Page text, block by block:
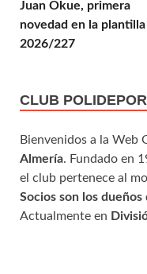
Juan Okue, primera
novedad en la plantilla
2026/227
CLUB
Bienvenidos a la Web
Almería. Fundado en
el club pertenece al
Socios son los dueños
Actualmente en